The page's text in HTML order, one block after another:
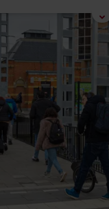
Met de
we zien wat er
figuurlijk gezien -
Lees meer